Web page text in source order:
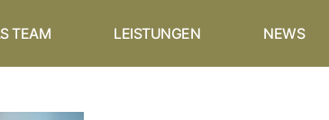
TEAM LEISTUNGEN NEWS